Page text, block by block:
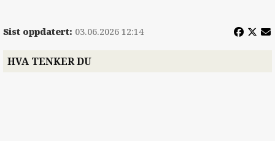
Sist oppdatert: 03.06.2026 12:14
HVA TENKER DU